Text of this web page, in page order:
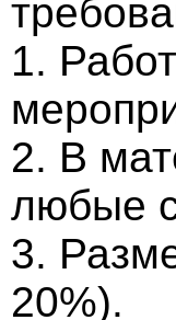
1.
2. В
любые
3.
20%).